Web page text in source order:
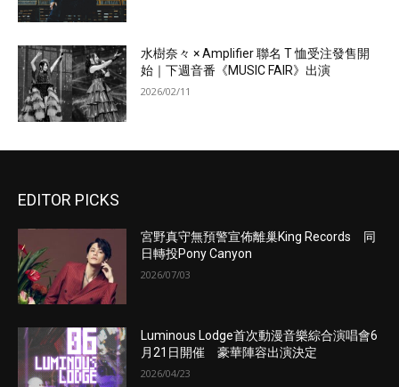
水樹奈々 × Amplifier 聯名 T 恤受注發售開
始｜下週音番《MUSIC FAIR》出演
2026/02/11
EDITOR PICKS
宮野真守無預警宣佈離巢King Records 同
日轉投Pony Canyon
2026/07/03
Luminous Lodge首次動漫音樂綜合演唱會6
月21日開催 豪華陣容出演決定
2026/04/23